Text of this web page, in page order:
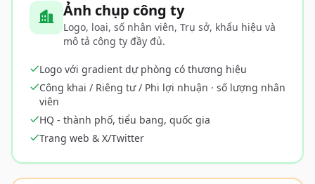
Ảnh chụp công ty
Logo, loại, số nhân viên, Trụ sở, khẩu hiệu và
mô tả công ty đầy đủ.
Logo với gradient dự phòng có thương hiệu
Công khai / Riêng tư / Phi lợi nhuận · số lượng nhân
viên
HQ - thành phố, tiểu bang, quốc gia
Trang web & X/Twitter